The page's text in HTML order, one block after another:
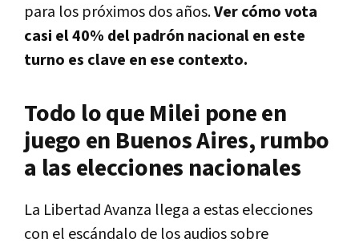
para los próximos dos años.Ver cómo vota
casi el 40% del padrón nacional en este
turno es clave en ese contexto.
Todo lo que Milei pone en
juego en Buenos Aires, rumbo
a las elecciones nacionales
La Libertad Avanza llega a estas elecciones
con el escándalo de los audios sobre